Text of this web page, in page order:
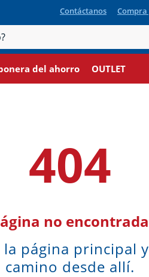
Contáctanos Compra
del ahorro OUTLET
404
no encontrada
página principal
camino desde allí.